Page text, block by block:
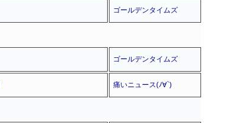
ゴールデンタイムズ
ゴールデンタイムズ
痛いニュース(ﾉ∀`)